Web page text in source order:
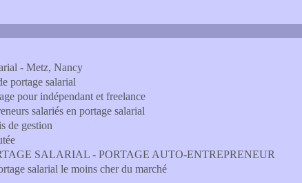
- Metz, Nancy
portage salarial
pour indépendant et freelance
salariés en portage salarial
de gestion
SALARIAL - PORTAGE AUTO-ENTREPRENEUR
salarial le moins cher du marché